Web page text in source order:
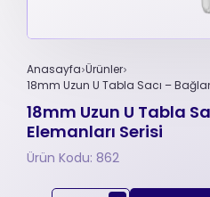
Anasayfa Ürünler
18mm Uzun U Tabla Sacı –
18mm Uzun U Tabla
Elemanları Serisi
Ürün Kodu: 862